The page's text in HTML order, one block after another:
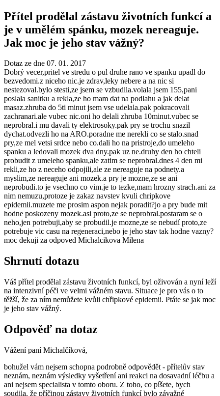
Přítel prodělal zástavu životních funkcí a
je v umělém spánku, mozek nereaguje.
Jak moc je jeho stav vážný?
Dotaz ze dne 07. 01. 2017
Dobrý vecer,pritel ve stredu o pul druhe rano ve spanku upadl do
bezvedomi.z niceho nic.je zdrav,leky nebere a na nic si
nestezoval.bylo stesti,ze jsem se vzbudila.volala jsem 155,pani
poslala sanitku a rekla,ze ho mam dat na podlahu a jak delat
masaz.zhruba do 5ti minut jsem vse udelala.pak pokracovali
zachranari.ale vubec nic.oni ho delali zhruba 10minut.vubec se
neprobral.i mu davali ty elektrosoky.pak pry se trochu snazil
dychat.odvezli ho na ARO.poradne me nerekli co se stalo.snad
pry,ze mel vetsi srdce nebo co.dali ho na pristroje,do umeleho
spanku a ledovali mozek dva dny.pak uz ne.druhy den ho chteli
probudit z umeleho spanku,ale zatim se neprobral.dnes 4 den mi
rekli,ze ho z neceho odpojili,ale ze nereaguje na podnety.a
myslim,ze nereaguje ani mozek.a pry je mozne,ze se ani
neprobudi.to je vsechno co vim.je to tezke,mam hrozny strach.ani za
nim nemuzu,protoze je zakaz navstev kvuli chripkove
epidemii.muzete me prosim aspon nejak poradit?jo a pry bude mit
hodne poskozeny mozek.asi proto,ze se neprobral.postaram se o
neho,jen potrebuji,aby se probudil.je mozne,ze se nebudí proto,ze
potrebuje vic casu na regeneraci,nebo je jeho stav tak hodne vazny?
moc dekuji za odpoved Michalcikova Milena
Shrnutí dotazu
Váš přítel prodělal zástavu životních funkcí, byl oživován a nyní leží
na intenzivní péči ve velmi vážném stavu. Situace je pro vás o to
těžší, že za ním nemůžete kvůli chřipkové epidemii. Ptáte se jak moc
je jeho stav vážný.
Odpověď na dotaz
Vážení paní Michalčíková,
bohužel vám nejsem schopna podrobně odpovědět - přítelův stav
neznám, neznám výsledky vyšetření ani reakci na dosavadní léčbu a
ani nejsem specialista v tomto oboru. Z toho, co píšete, bych
soudila, že příčinou zástavy životních funkcí bylo závažné